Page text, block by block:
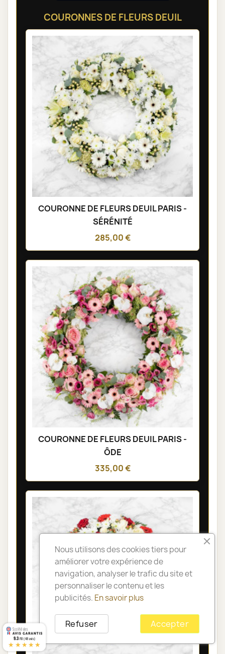
COURONNES DE FLEURS DEUIL
COURONNE DE FLEURS DEUIL PARIS -
SÉRÉNITÉ
285,00 €
COURONNE DE FLEURS DEUIL PARIS -
ÔDE
335,00 €
Nous utilisons des cookies tiers pour
améliorer votre expérience de
navigation, analyser le trafic du site et
personnaliser le contenu et les
publicités. En savoir plus
Accepter
Refuser
9.3/10 (48 avis)
★★★★★